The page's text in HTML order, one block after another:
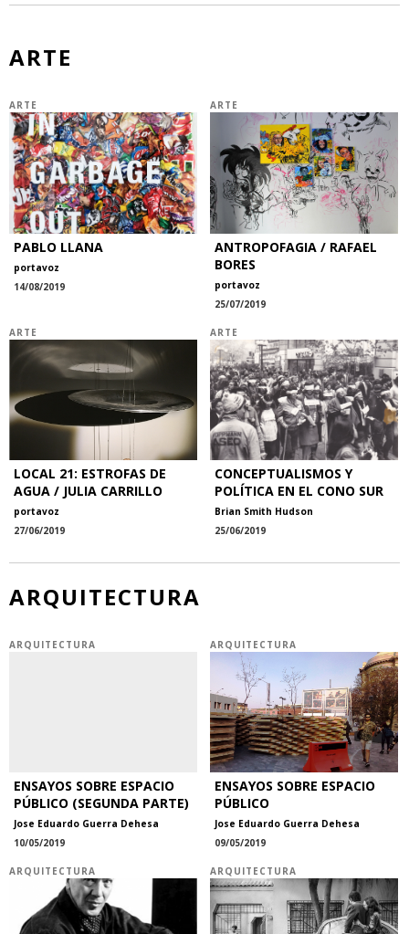
ARTE
ARTE
PABLO LLANA
portavoz
14/08/2019
ARTE
ANTROPOFAGIA / RAFAEL
BORES
portavoz
25/07/2019
ARTE
LOCAL 21: ESTROFAS DE
AGUA / JULIA CARRILLO
portavoz
27/06/2019
ARTE
CONCEPTUALISMOS Y
POLÍTICA EN EL CONO SUR
Brian Smith Hudson
25/06/2019
ARQUITECTURA
ARQUITECTURA
ENSAYOS SOBRE ESPACIO
PÚBLICO (SEGUNDA PARTE)
Jose Eduardo Guerra Dehesa
10/05/2019
ARQUITECTURA
ENSAYOS SOBRE ESPACIO
PÚBLICO
Jose Eduardo Guerra Dehesa
09/05/2019
ARQUITECTURA ARQUITECTURA